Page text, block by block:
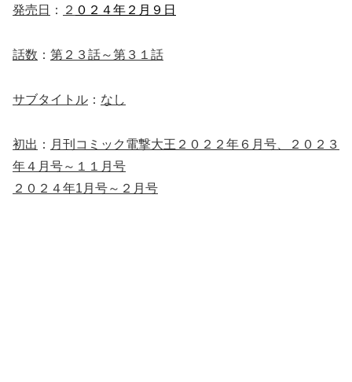
発売日 ： ２ ０２４年２月９日
話数 ： 第２３話～第３１話
サブタイトル ： なし
初出 ： 月刊コミック電撃大王２０２２年６月号、２０２３
年４月号～１１月号
２０２４年1月号～２月号